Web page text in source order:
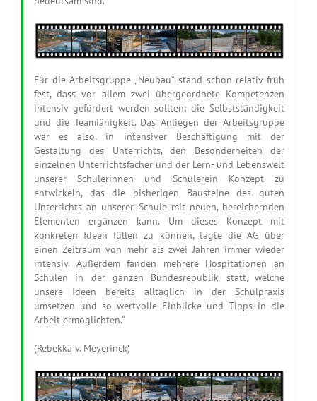
Für die Arbeitsgruppe „Neubau“ stand schon relativ früh
fest, dass vor allem zwei übergeordnete Kompetenzen
intensiv gefördert werden sollten: die Selbstständigkeit
und die Teamfähigkeit. Das Anliegen der Arbeitsgruppe
war es also, in intensiver Beschäftigung mit der
Gestaltung des Unterrichts, den Besonderheiten der
einzelnen Unterrichtsfächer und der Lern- und Lebenswelt
unserer Schülerinnen und Schülerein Konzept zu
entwickeln, das die bisherigen Bausteine des guten
Unterrichts an unserer Schule mit neuen, bereichernden
Elementen ergänzen kann. Um dieses Konzept mit
konkreten Ideen füllen zu können, tagte die AG über
einen Zeitraum von mehr als zwei Jahren immer wieder
intensiv. Außerdem fanden mehrere Hospitationen an
Schulen in der ganzen Bundesrepublik statt, welche
unsere Ideen bereits alltäglich in der Schulpraxis
umsetzen und so wertvolle Einblicke und Tipps in die
Arbeit ermöglichten.“
(Rebekka v. Meyerinck)